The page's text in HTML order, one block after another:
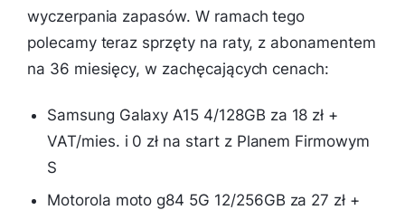
wyczerpania zapasów. W ramach tego
polecamy teraz sprzęty na raty, z abonamentem
na 36 miesięcy, w zachęcających cenach:
Samsung Galaxy A15 4/128GB za 18 zł +
VAT/mies. i 0 zł na start z Planem Firmowym
S
Motorola moto g84 5G 12/256GB za 27 zł +